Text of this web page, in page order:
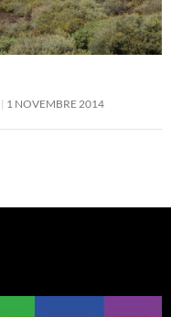
1 NOVEMBRE 2014